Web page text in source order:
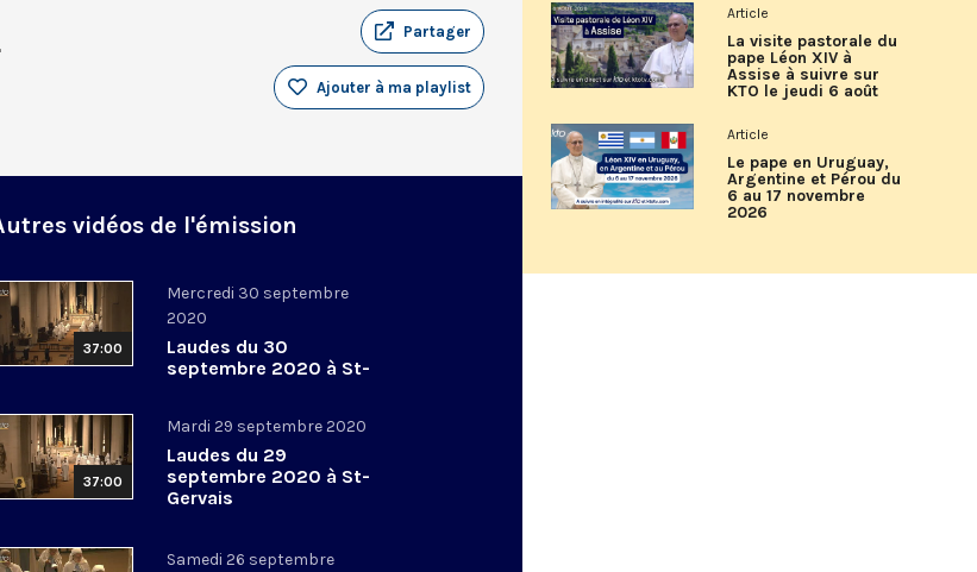
Partager
Ajouter à ma playlist
vidéos de l'émission
37:00
Mercredi 30 septembre
2020
Laudes du 30
septembre 2020 à St-
37:00
Mardi 29 septembre 2020
Laudes du 29
septembre 2020 à St-
Gervais
Samedi 26 septembre
Article
La visite pastorale du
pape Léon XIV à
Assise à suivre sur
KTO le jeudi 6 août
Article
Le pape en Uruguay,
Argentine et Pérou du
6 au 17 novembre
2026